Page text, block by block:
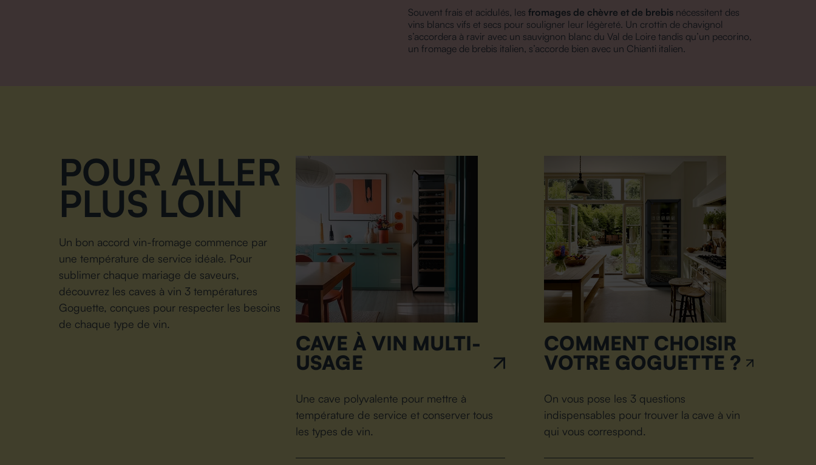
Souvent frais et acidulés, les fromages de chèvre et de brebis nécessitent des
vins blancs vifs et secs pour souligner leur légèreté. Un crottin de chavignol
s’accordera à ravir avec un sauvignon blanc du Val de Loire tandis qu’un pecorino,
un fromage de brebis italien, s’accorde bien avec un Chianti italien.
POUR ALLER
PLUS LOIN
Un bon accord vin-fromage commence par
une température de service idéale. Pour
sublimer chaque mariage de saveurs,
découvrez les caves à vin 3 températures
Goguette, conçues pour respecter les besoins
de chaque type de vin.
CAVE À VIN MULTI-
USAGE
Une cave polyvalente pour mettre à
température de service et conserver tous
les types de vin.
COMMENT CHOISIR
VOTRE GOGUETTE ?
On vous pose les 3 questions
indispensables pour trouver la cave à vin
qui vous correspond.